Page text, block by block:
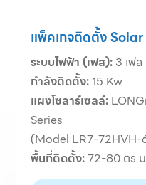
แพ็คเกจติดตั้ง
ระบบไฟฟ้า (เฟส):3 เฟส
กำลังติดตั้ง:15 Kw
แผงโซลาร์เซลล์:
Series
(Model LR7-72HVH-
พื้นที่ติดตั้ง:72-80 ตร.